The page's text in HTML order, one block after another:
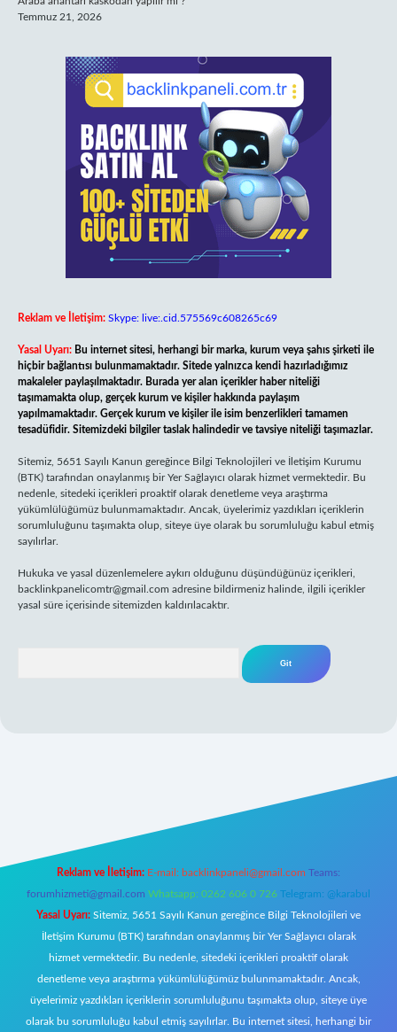
Temmuz 21, 2026
Reklam ve İletişim: Skype: live:.cid.575569c608265c69
Yasal Uyarı: Bu internet sitesi, herhangi bir marka, kurum veya şahıs şirketi ile
hiçbir bağlantısı bulunmamaktadır. Sitede yalnızca kendi hazırladığımız
makaleler paylaşılmaktadır. Burada yer alan içerikler haber niteliği
taşımamakta olup, gerçek kurum ve kişiler hakkında paylaşım
yapılmamaktadır. Gerçek kurum ve kişiler ile isim benzerlikleri tamamen
tesadüfidir. Sitemizdeki bilgiler taslak halindedir ve tavsiye niteliği taşımazlar.
Sitemiz, 5651 Sayılı Kanun gereğince Bilgi Teknolojileri ve İletişim Kurumu
(BTK) tarafından onaylanmış bir Yer Sağlayıcı olarak hizmet vermektedir. Bu
nedenle, sitedeki içerikleri proaktif olarak denetleme veya araştırma
yükümlülüğümüz bulunmamaktadır. Ancak, üyelerimiz yazdıkları içeriklerin
sorumluluğunu taşımakta olup, siteye üye olarak bu sorumluluğu kabul etmiş
sayılırlar.
Hukuka ve yasal düzenlemelere aykırı olduğunu düşündüğünüz içerikleri,
backlinkpanelicomtr@gmail.com adresine bildirmeniz halinde, ilgili içerikler
yasal süre içerisinde sitemizden kaldırılacaktır.
Reklam ve İletişim: E-mail: backlinkpaneli@gmail.com Teams:
forumhizmeti@gmail.com Whatsapp: 0262 606 0 726 Telegram: @karabul
Yasal Uyarı: Sitemiz, 5651 Sayılı Kanun gereğince Bilgi Teknolojileri ve
İletişim Kurumu (BTK) tarafından onaylanmış bir Yer Sağlayıcı olarak
hizmet vermektedir. Bu nedenle, sitedeki içerikleri proaktif olarak
denetleme veya araştırma yükümlülüğümüz bulunmamaktadır. Ancak,
üyelerimiz yazdıkları içeriklerin sorumluluğunu taşımakta olup, siteye üye
olarak bu sorumluluğu kabul etmiş sayılırlar. Bu internet sitesi, herhangi bir